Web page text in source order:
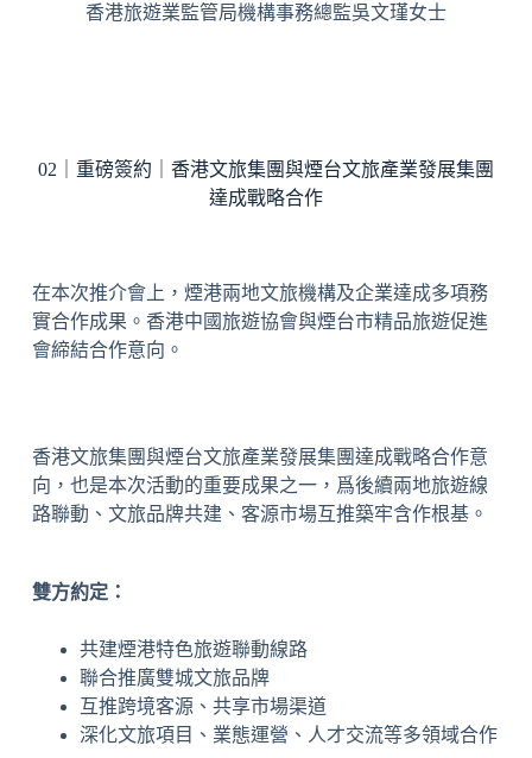
香港旅遊業監管局機構事務總監吳文瑾女士
02｜重磅簽約｜香港文旅集團與煙台文旅產業發展集團
達成戰略合作
在本次推介會上，煙港兩地文旅機構及企業達成多項務
實合作成果。香港中國旅遊協會與煙台市精品旅遊促進
會締結合作意向。
香港文旅集團與煙台文旅產業發展集團達成戰略合作意
向，也是本次活動的重要成果之一，爲後續兩地旅遊線
路聯動、文旅品牌共建、客源市場互推築牢含作根基。
雙方約定：
共建煙港特色旅遊聯動線路
聯合推廣雙城文旅品牌
互推跨境客源、共享市場渠道
深化文旅項目、業態運營、人才交流等多領域合作